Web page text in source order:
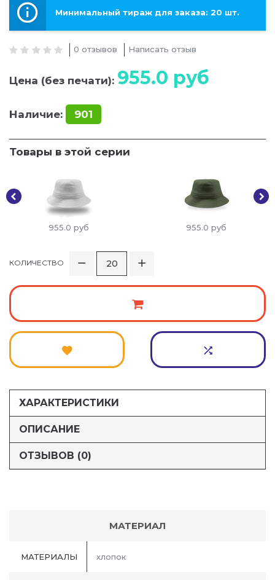
Минимальный тираж для заказа: 20 шт.
0 отзывов Написать отзыв
Цена (без печати): 955.0 руб
Наличие: 901
Товары в этой серии
955.0 руб 955.0 руб
КОЛИЧЕСТВО
ХАРАКТЕРИСТИКИ
ОПИСАНИЕ
ОТЗЫВОВ (0)
МАТЕРИАЛ
МАТЕРИАЛЫ хлопок